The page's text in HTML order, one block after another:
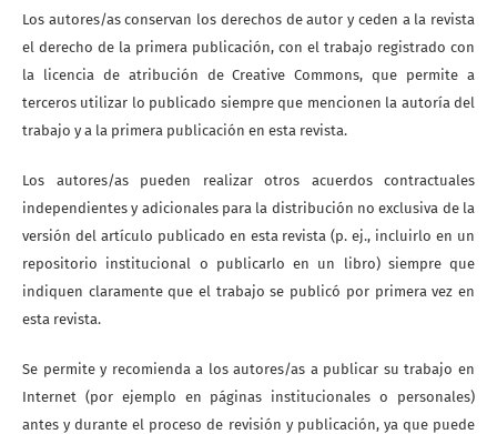
Los autores/as conservan los derechos de autor y ceden a la revista
el derecho de la primera publicación, con el trabajo registrado con
la licencia de atribución de Creative Commons, que permite a
terceros utilizar lo publicado siempre que mencionen la autoría del
trabajo y a la primera publicación en esta revista.
Los autores/as pueden realizar otros acuerdos contractuales
independientes y adicionales para la distribución no exclusiva de la
versión del artículo publicado en esta revista (p. ej., incluirlo en un
repositorio institucional o publicarlo en un libro) siempre que
indiquen claramente que el trabajo se publicó por primera vez en
esta revista.
Se permite y recomienda a los autores/as a publicar su trabajo en
Internet (por ejemplo en páginas institucionales o personales)
antes y durante el proceso de revisión y publicación, ya que puede